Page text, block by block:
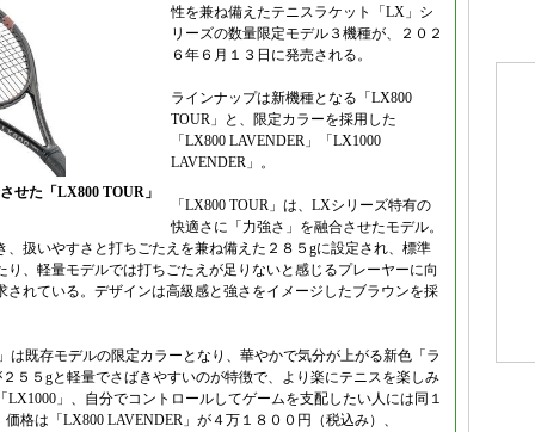
せた「LX800 TOUR」
性を兼ね備えたテニスラケット「LX」シ
リーズの数量限定モデル３機種が、２０２
６年６月１３日に発売される。
ラインナップは新機種となる「LX800
TOUR」と、限定カラーを採用した
「LX800 LAVENDER」「LX1000
LAVENDER」。
「LX800 TOUR」は、LXシリーズ特有の
快適さに「力強さ」を融合させたモデル。
扱いやすさと打ちごたえを兼ね備えた２８５gに設定され、標準
、軽量モデルでは打ちごたえが足りないと感じるプレーヤーに向
れている。デザインは高級感と強さをイメージしたブラウンを採
は既存モデルの限定カラーとなり、華やかで気分が上がる新色「ラ
５５gと軽量でさばきやすいのが特徴で、より楽にテニスを楽しみ
」、自分でコントロールしてゲームを支配したい人には同１
格は「LX800 LAVENDER」が４万１８００円（税込み）、